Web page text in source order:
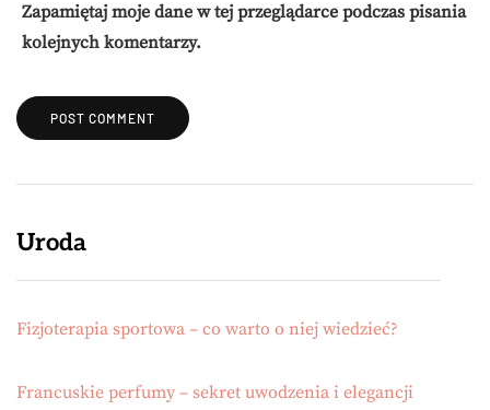
Zapamiętaj moje dane w tej przeglądarce podczas pisania
kolejnych komentarzy.
Uroda
Fizjoterapia sportowa – co warto o niej wiedzieć?
Francuskie perfumy – sekret uwodzenia i elegancji